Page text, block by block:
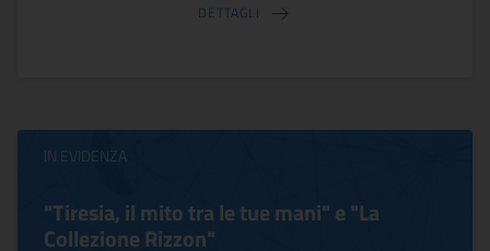
DETTAGLI
IN EVIDENZA
"Tiresia, il mito tra le tue mani" e "La
Collezione Rizzon"